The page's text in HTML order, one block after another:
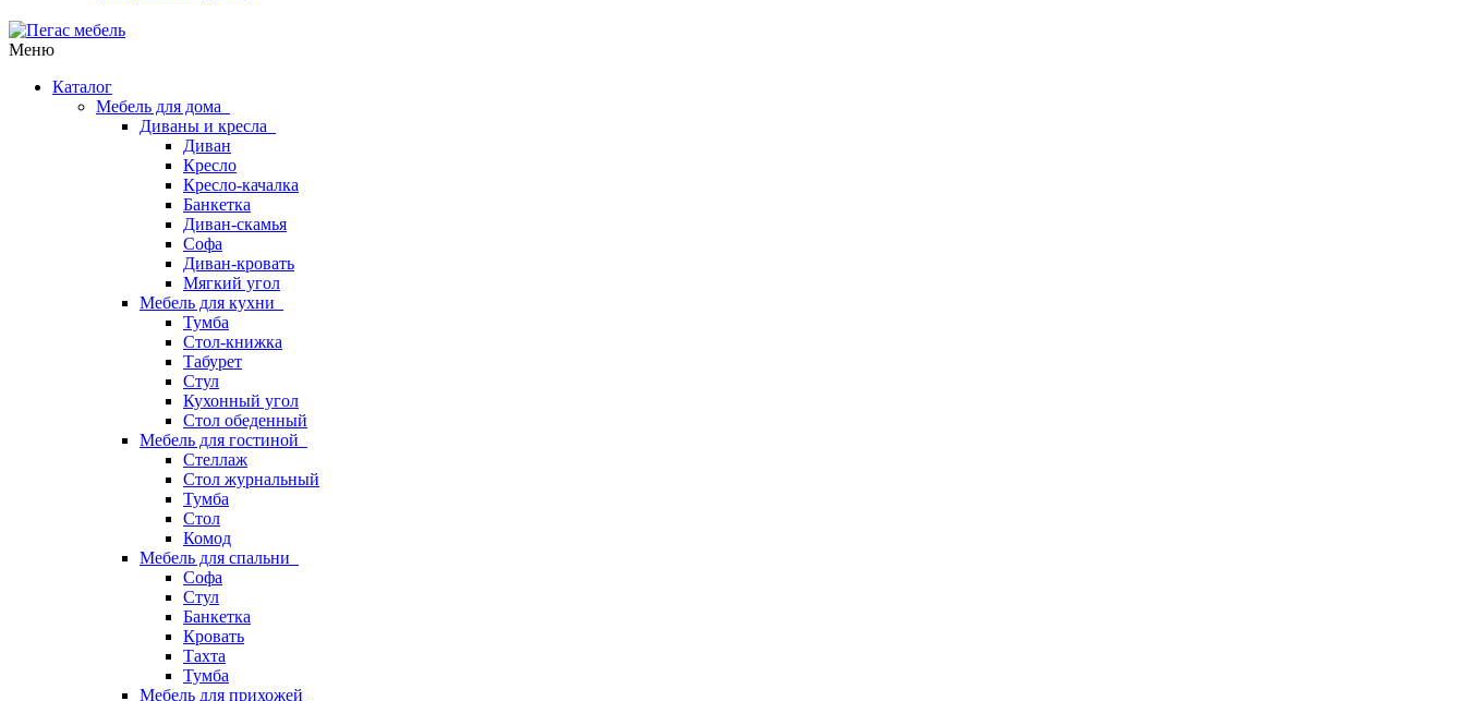
Меню
Каталог
Мебель для дома
Диваны и кресла
Диван
Кресло
Кресло-качалка
Банкетка
Диван-скамья
Софа
Диван-кровать
Мягкий угол
Мебель для кухни
Тумба
Стол-книжка
Табурет
Стул
Кухонный угол
Стол обеденный
Мебель для гостиной
Стеллаж
Стол журнальный
Тумба
Стол
Комод
Мебель для спальни
Софа
Стул
Банкетка
Кровать
Тахта
Тумба
Мебель для прихожей